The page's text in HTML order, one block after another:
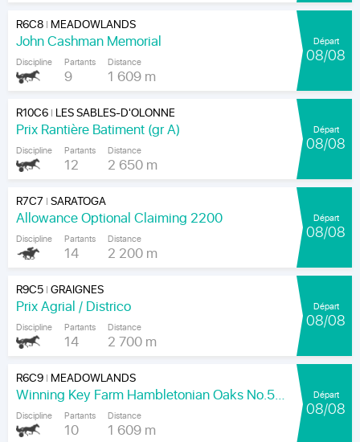
R6C8| MEADOWLANDS
John Cashman Memorial
Discipline Partants
9
Distance
1 609 m
Départ
08/08
R10C6| LES SABLES-D'OLONNE
Prix Rantière Batiment (gr A)
Discipline Partants
12
Distance
2 650 m
Départ
08/08
R7C7 |SARATOGA
Allowance Optional Claiming 2200
Discipline Partants
14
Distance
2 200 m
Départ
08/08
R9C5|GRAIGNES
Prix Agrial / Districo
Discipline Partants
14
Distance
2 700 m
Départ
08/08
R6C9| MEADOWLANDS
Winning Key Farm Hambletonian Oaks No.56 - Final
Discipline Partants
10
Distance
1 609 m
Départ
08/08